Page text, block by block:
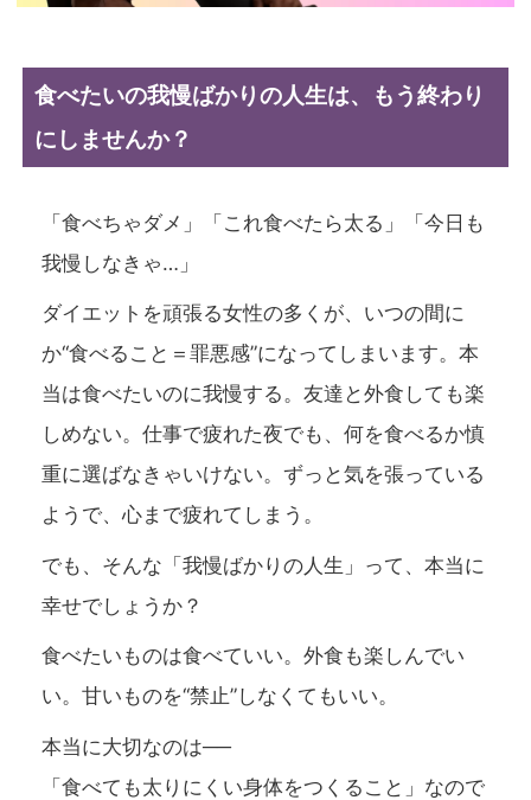
食べたいの我慢ばかりの人生は、もう終わり
にしませんか？
「食べちゃダメ」「これ食べたら太る」「今日も
我慢しなきゃ…」
ダイエットを頑張る女性の多くが、いつの間に
か“食べること＝罪悪感”になってしまいます。本
当は食べたいのに我慢する。友達と外食しても楽
しめない。仕事で疲れた夜でも、何を食べるか慎
重に選ばなきゃいけない。ずっと気を張っている
ようで、心まで疲れてしまう。
でも、そんな「我慢ばかりの人生」って、本当に
幸せでしょうか？
食べたいものは食べていい。外食も楽しんでい
い。甘いものを“禁止”しなくてもいい。
本当に大切なのは──
「食べても太りにくい身体をつくること」 なので